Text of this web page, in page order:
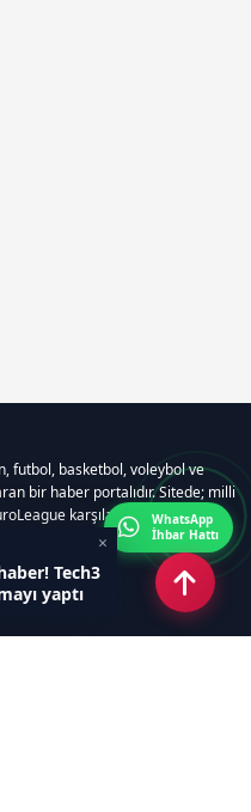
Tech3
yaptı
×
futbol, basketbol, voleybol ve
bir haber portalıdır. Sitede; milli
karşılaşmaları, transfer
yer almaktadır.
WhatsApp
İhbar Hattı